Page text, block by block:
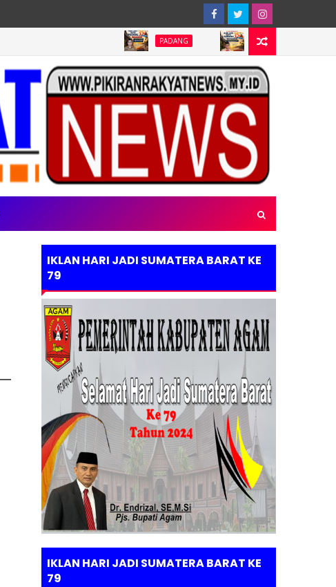
PADANG PADANG
IKLAN HARI JADI SUMATERA BARAT KE
79
IKLAN HARI JADI SUMATERA BARAT KE
79